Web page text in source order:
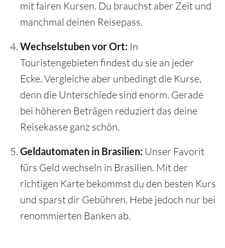
mit fairen Kursen. Du brauchst aber Zeit und
manchmal deinen Reisepass.
Wechselstuben vor Ort: In
Touristengebieten findest du sie an jeder
Ecke. Vergleiche aber unbedingt die Kurse,
denn die Unterschiede sind enorm. Gerade
bei höheren Beträgen reduziert das deine
Reisekasse ganz schön.
Geldautomaten in Brasilien: Unser Favorit
fürs Geld wechseln in Brasilien. Mit der
richtigen Karte bekommst du den besten Kurs
und sparst dir Gebühren. Hebe jedoch nur bei
renommierten Banken ab.